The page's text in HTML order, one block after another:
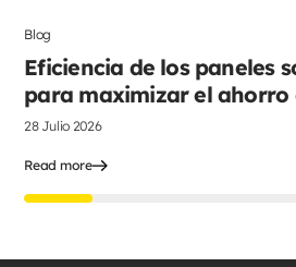
Paneles solares
Blog
Eficiencia de los paneles
para maximizar el ahorro
28 Julio 2026
Read more